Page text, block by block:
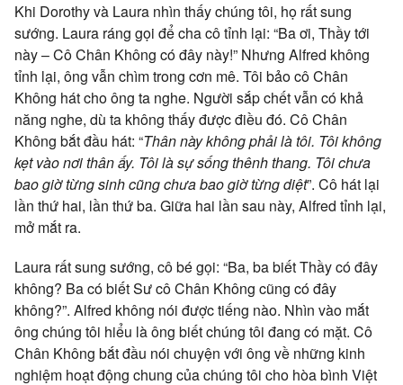
Khi Dorothy và Laura nhìn thấy chúng tôi, họ rất sung
sướng. Laura ráng gọi để cha cô tỉnh lại: “Ba ơi, Thầy tới
này – Cô Chân Không có đây này!” Nhưng Alfred không
tỉnh lại, ông vẫn chìm trong cơn mê. Tôi bảo cô Chân
Không hát cho ông ta nghe. Người sắp chết vẫn có khả
năng nghe, dù ta không thấy được điều đó. Cô Chân
Không bắt đầu hát: “Thân này không phải là tôi. Tôi không
kẹt vào nơi thân ấy. Tôi là sự sống thênh thang. Tôi chưa
bao giờ từng sinh cũng chưa bao giờ từng diệt”. Cô hát lại
lần thứ hai, lần thứ ba. Giữa hai lần sau này, Alfred tỉnh lại,
mở mắt ra.
Laura rất sung sướng, cô bé gọi: “Ba, ba biết Thầy có đây
không? Ba có biết Sư cô Chân Không cũng có đây
không?”. Alfred không nói được tiếng nào. Nhìn vào mắt
ông chúng tôi hiểu là ông biết chúng tôi đang có mặt. Cô
Chân Không bắt đầu nói chuyện với ông về những kinh
nghiệm hoạt động chung của chúng tôi cho hòa bình Việt